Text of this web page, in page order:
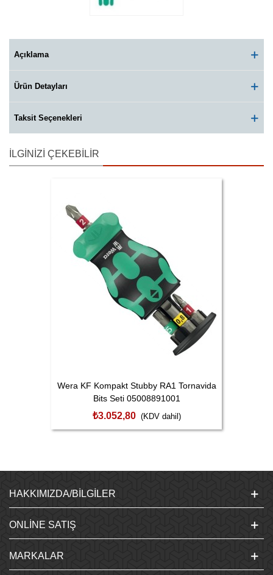
Açıklama
Ürün Detayları
Taksit Seçenekleri
İLGINIZI ÇEKEBILIR
Wera KF Kompakt Stubby RA1 Tornavida
Bits Seti 05008891001
₺3.052,80 (KDV dahil)
HAKKIMIZDA/BILGILER
ONLINE SATIŞ
MARKALAR